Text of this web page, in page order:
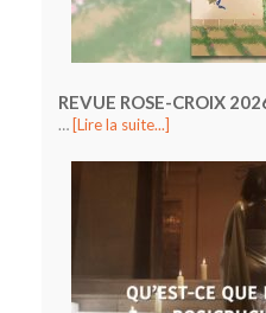
REVUE ROSE-CROIX
… [Lire la suite...]